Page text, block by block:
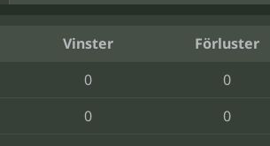
Vinster Förluster
0
0
0
0